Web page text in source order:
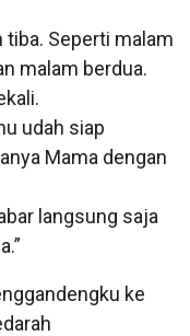
Seperti malam
malam berdua.
udah siap
Mama dengan
langsung saja
ke